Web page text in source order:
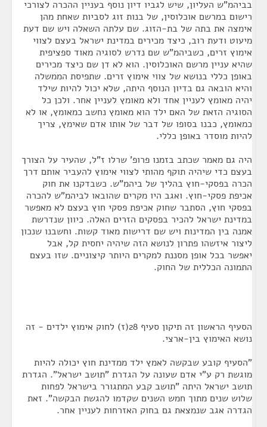
בביהמ"ש העליון, שיש לגביו דיון נוסף בעניין ההכרה לצורכי
רישום במרשם אוכלוסין, של בנות זוג לסביות שאחת מהן
אימצה את בתה של בת-הזוג. שם עלתה השאלה ויש שם דעת
מיעוט ודעת רוב, כיצד מכירים במדינת ישראל בעצם לצווי
אימוץ זרים, כשביהמ"ש שם נדרש לסוגיה מאוד ספציפית
שהיא עניין מרשם האוכלוסין. הוא לא דן שם כיצד מכירים
באופן כללי בנושא של צווי אימוץ זרים. שתפיסת הממשלה
והיא הובאה גם בדיון הנוסף היתה, שלא יכול להיות שילד
יהיה מאומץ לעניין אחד ולא מאומץ לעניין אחר. ולכן כל
הסוגיה הזאת של האם ילד הוא מאומץ נחשב כמאומץ, או לא
כמאומץ, כבנו בסופו של דבר של אותו אדם שאימץ, צריך
להיות מוסדר באופן כללי.
היה גם מאמר שכתב בזמנו פרופ' שרלו ז"ל, שהעיר על הצורך
בעצם כדי שיהיה תוקף מהותי לצווי אימוץ להעביר אותם דרך
הכרה בפסקי-חוץ בהליך של ביהמ"ש. כשבדקנו את חוק
אכיפת פסקי-חוץ. ואגב היו מקרים שהובאו לביהמ"ש להכרה
בפסקי חוץ, הסתבר שחוק אכיפת פסקי חוץ בעצם לא מאפשר
במדינת ישראל להכיר בפסקים הזרים האלה. כיוון שנדרשת
אמנה בין המדינות ויש שם דרישות מאוד קשות. וחשבנו שנכון
ליצור איזשהו פתרון לנושא הזה שיהיה יחסית קל, אבל
יאפשר בכל אופן מסננת למקרים היותר קיצוניים. שזו בעצם
התמונה הכללית של החוק.
הסעיף הראשון זה תיקון סעיף 28(ז) לחוק אימוץ ילדים - זה
נושא האימוץ בין-ארצי.
"הסעיף קובע שבקשה לאמץ ילד ממדינת חוץ יכולה להיות
מוגשת רק ע"י אדם שעונה על הגדרת "תושב ישראל". הגדרת
תושב ישראל היתה "תושב קבע המתגורר בישראל לפחות
שלוש שנים מתוך חמש השנים שקדמו להגשת הבקשה". זאת
הגדרה אגב שנמצאת גם בחוק האזרחות לעניין אחר.